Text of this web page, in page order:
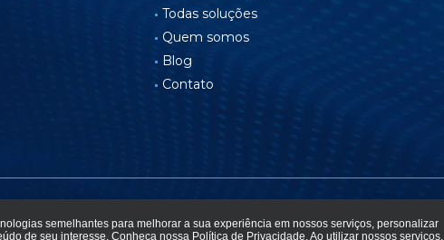
Todas soluções
Quem somos
Blog
Contato
Política de privacidade
semelhantes para melhorar a sua experiência em nossos serviços, personalizar
de seu interesse. Conheça nossa Política de Privacidade. Ao utilizar nossos serviços,